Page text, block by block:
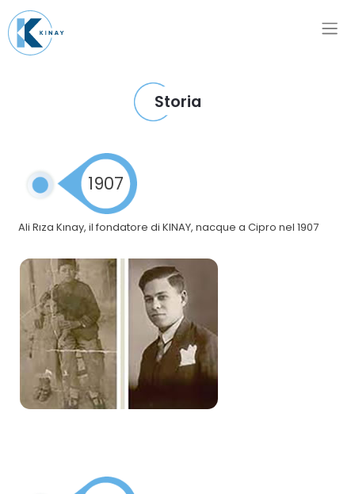
Storia
1907
Ali Rıza Kınay, il fondatore di KINAY, nacque a Cipro nel 1907